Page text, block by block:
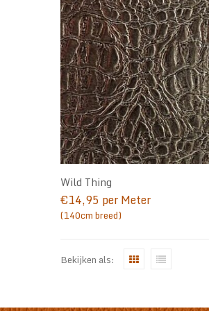
Wild Thing
€14,95 per Meter
(140cm breed)
Bekijken als: